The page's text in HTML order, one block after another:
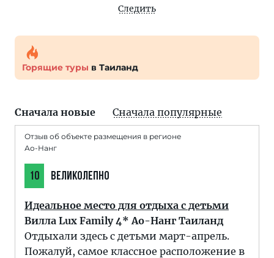
Следить
Горящие туры в Таиланд
Сначала новые Сначала популярные
Отзыв об объекте размещения в регионе
Ао-Нанг
10 ВЕЛИКОЛЕПНО
Идеальное место для отдыха с детьми
Вилла Lux Family 4* Ао-Нанг Таиланд
Отдыхали здесь с детьми март-апрель.
Пожалуй, самое классное расположение в